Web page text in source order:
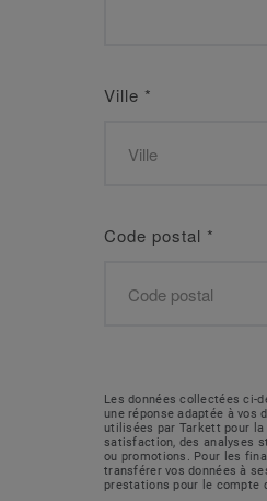
Ville *
Code postal *
Les données collectées ci-
une réponse adaptée à vos
utilisées par Tarkett pour
satisfaction, des analyses
ou promotions. Pour les
transférer vos données à
prestations pour le compte